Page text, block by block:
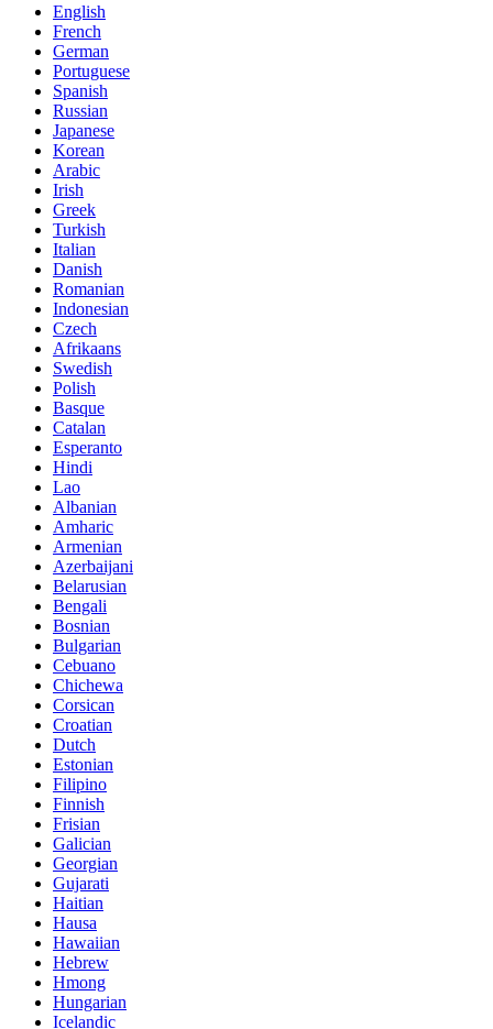
English
French
German
Portuguese
Spanish
Russian
Japanese
Korean
Arabic
Irish
Greek
Turkish
Italian
Danish
Romanian
Indonesian
Czech
Afrikaans
Swedish
Polish
Basque
Catalan
Esperanto
Hindi
Lao
Albanian
Amharic
Armenian
Azerbaijani
Belarusian
Bengali
Bosnian
Bulgarian
Cebuano
Chichewa
Corsican
Croatian
Dutch
Estonian
Filipino
Finnish
Frisian
Galician
Georgian
Gujarati
Haitian
Hausa
Hawaiian
Hebrew
Hmong
Hungarian
Icelandic